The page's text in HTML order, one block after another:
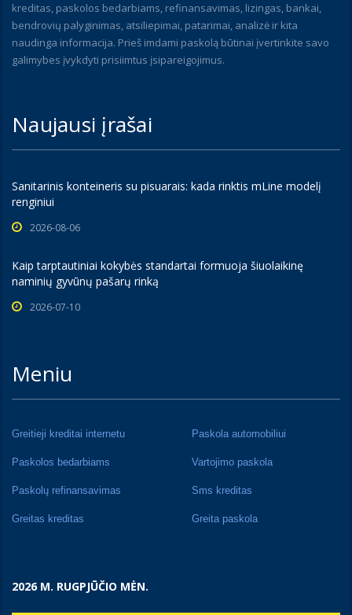
kreditas, paskolos bedarbiams, refinansavimas, lizingas, bankai,
bendrovių palyginimas, atsiliepimai, patarimai, analizė ir kita
naudinga informacija. Prieš imdami paskolą būtinai įvertinkite savo
galimybes įvykdyti prisiimtus įsipareigojimus.
Naujausi įrašai
Sanitarinis konteineris su pisuarais: kada rinktis mLine modelį
renginiui
2026-08-06
Kaip tarptautiniai kokybės standartai formuoja šiuolaikinę
naminių gyvūnų pašarų rinką
2026-07-10
Meniu
Greitieji kreditai internetu Paskola automobiliui
Paskolos bedarbiams Vartojimo paskola
Paskolų refinansavimas Sms kreditas
Greitas kreditas Greita paskola
2026 M. RUGPJŪČIO MĖN.